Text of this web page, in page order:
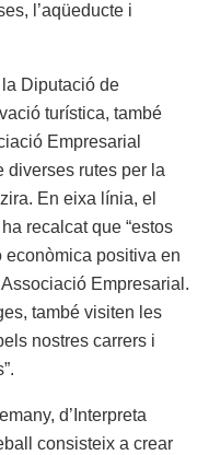
l’aqüeducte i
Diputació de
turística, també
Empresarial
diverses rutes per la
En eixa línia, el
recalcat que “estos
econòmica positiva en
Empresarial.
també visiten les
nostres carrers i
d’Interpreta
consisteix a crear